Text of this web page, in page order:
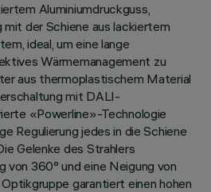
Aluminiumdruckguss,
mit der Schiene aus lackiertem
ideal, um eine lange
Wärmemanagement zu
aus thermoplastischem Material
mit DALI-
«Powerline»-Technologie
Regulierung jedes in die Schiene
Gelenke des Strahlers
von 360° und eine Neigung von
garantiert einen hohen